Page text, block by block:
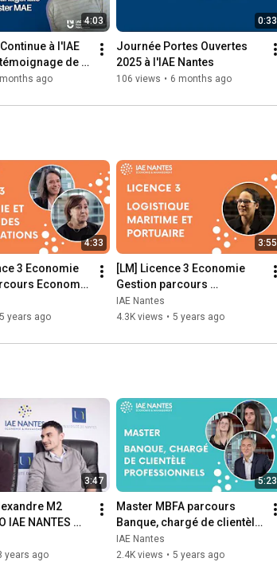
:
https://www.youtube.com/channel/UCRYm...
2024 : Tom David-Kemp
If I Change - Mindme (Epidemic Sound)
4:03
à l'IAE
de
ago
0:33
Journée Portes Ouvertes
2025 à l'IAE Nantes
106 views • 6 months ago
4:33
3 Economie
Economie
5 years ago
3:55
[LM] Licence 3 Economie
Gestion parcours
Logistique maritime
IAE Nantes
4.3K views • 5 years ago
3:47
M2
IAE NANTES
years ago
5:23
Master MBFA parcours
Banque, chargé de clientèle
Professionnels
IAE Nantes
2.4K views • 5 years ago